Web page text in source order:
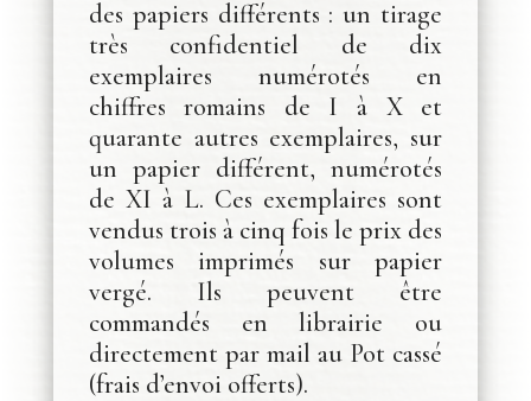
des papiers différents : un tirage
très confidentiel de dix
exemplaires numérotés en
chiffres romains de I à X et
quarante autres exemplaires, sur
un papier différent, numérotés
de XI à L. Ces exemplaires sont
vendus trois à cinq fois le prix des
volumes imprimés sur papier
vergé. Ils peuvent être
commandés en librairie ou
directement par mail au Pot cassé
(frais d’envoi offerts).